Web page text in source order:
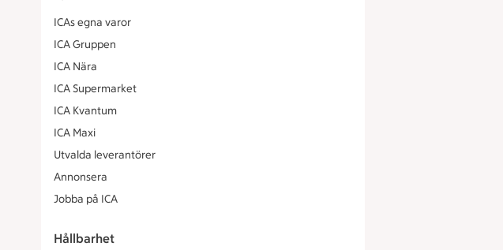
ICAs egna varor
ICA Gruppen
ICA Nära
ICA Supermarket
ICA Kvantum
ICA Maxi
Utvalda leverantörer
Annonsera
Jobba på ICA
Hållbarhet